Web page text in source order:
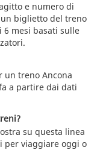
e numero di
biglietto del treno
6 mesi basati sulle
treno Ancona
a partire dai dati
su questa linea
viaggiare oggi o